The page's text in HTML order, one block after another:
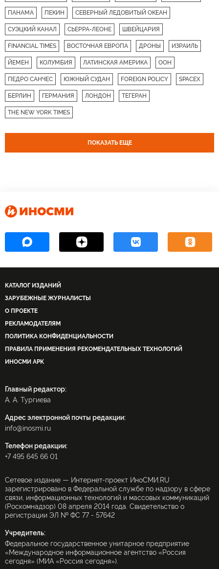
ПАНАМА ПЕКИН СЕВЕРНЫЙ ЛЕДОВИТЫЙ ОКЕАН
СУЭЦКИЙ КАНАЛ СЬЕРРА-ЛЕОНЕ ШВЕЙЦАРИЯ
FINANCIAL TIMES ВОСТОЧНАЯ ЕВРОПА ДРОНЫ ИЗРАИЛЬ
ЙЕМЕН КОЛУМБИЯ ЛАТИНСКАЯ АМЕРИКА ООН
ПЕДРО САНЧЕС ЮЖНЫЙ СУДАН FOREIGN POLICY SPACEX
БЕРЛИН ГЕРМАНИЯ ЛОНДОН ТЕГЕРАН
THE NEW YORK TIMES
ПОКАЗАТЬ ЕЩЕ
КАТАЛОГ ИЗДАНИЙ
ЗАРУБЕЖНЫЕ ЖУРНАЛИСТЫ
О ПРОЕКТЕ
РЕКЛАМОДАТЕЛЯМ
ПОЛИТИКА КОНФИДЕНЦИАЛЬНОСТИ
ПРАВИЛА ПРИМЕНЕНИЯ РЕКОМЕНДАТЕЛЬНЫХ ТЕХНОЛОГИЙ
ИНОСМИ APK
Главный редактор:
А. А. Тургиева
Адрес электронной почты редакции:
info@inosmi.ru
Телефон редакции:
+7 495 645 66 01
Сетевое издание — Интернет-проект ИноСМИ.RU
зарегистрировано в Федеральной службе по надзору в сфере
связи, информационных технологий и массовых коммуникаций
(Роскомнадзор) 08 апреля 2014 года. Свидетельство о
регистрации ЭЛ № ФС 77 - 57642
Учредитель:
Федеральное государственное унитарное предприятие
«Международное информационное агентство «Россия
сегодня» (МИА «Россия сегодня»).